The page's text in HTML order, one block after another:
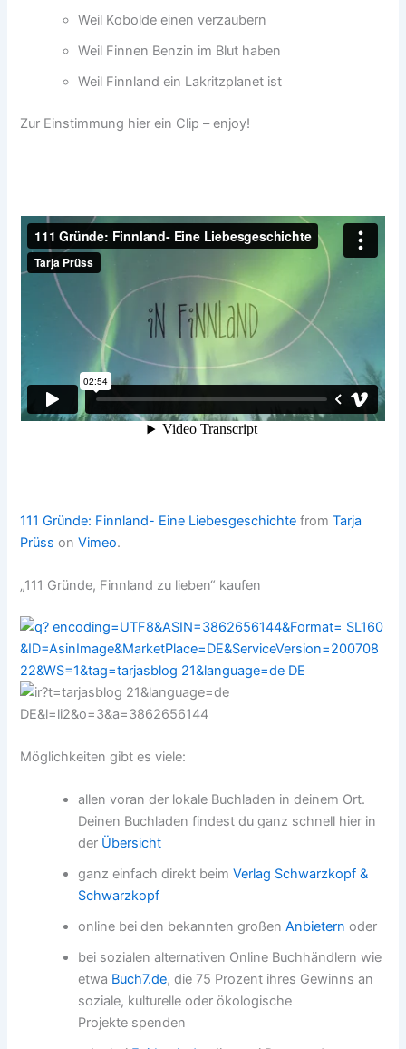
Weil Kobolde einen verzaubern
Weil Finnen Benzin im Blut haben
Weil Finnland ein Lakritzplanet ist
Zur Einstimmung hier ein Clip – enjoy!
111 Gründe: Finnland- Eine Liebesgeschichte fromTarja
Prüss onVimeo.
„111 Gründe, Finnland zu lieben“ kaufen
Möglichkeiten gibt es viele:
allen voran der lokale Buchladen in deinem Ort.
Deinen Buchladen findest du ganz schnell hier in
der Übersicht
ganz einfach direkt beimVerlag Schwarzkopf &
Schwarzkopf
online bei den bekannten großenAnbietern oder
bei sozialen alternativen Online Buchhändlern wie
etwa Buch7.de, die 75 Prozent ihres Gewinns an
soziale, kulturelle oder ökologische
Projekte spenden